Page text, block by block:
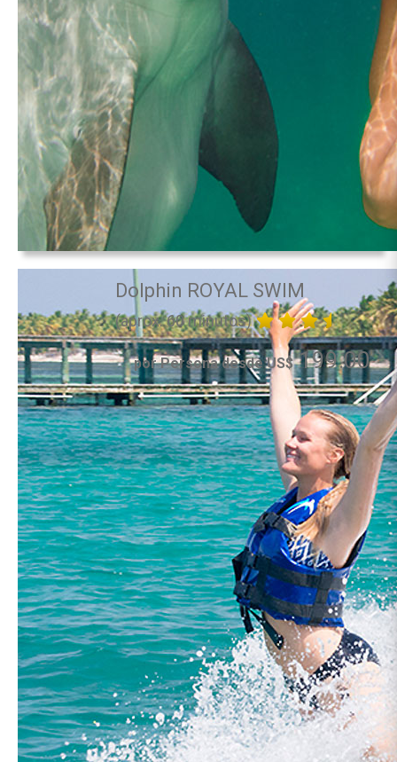
Dolphin ROYAL SWIM
(aprox. 60 minutos)
por Persona desde US$199.00